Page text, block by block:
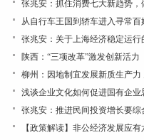
张兆安：抓住消费七大新趋势
张兆安：关于上海经济稳定运行
浅谈企业文化如何促进国有企
张兆安：推进民间投资增长要综
【政策解读】非公经济发展应有